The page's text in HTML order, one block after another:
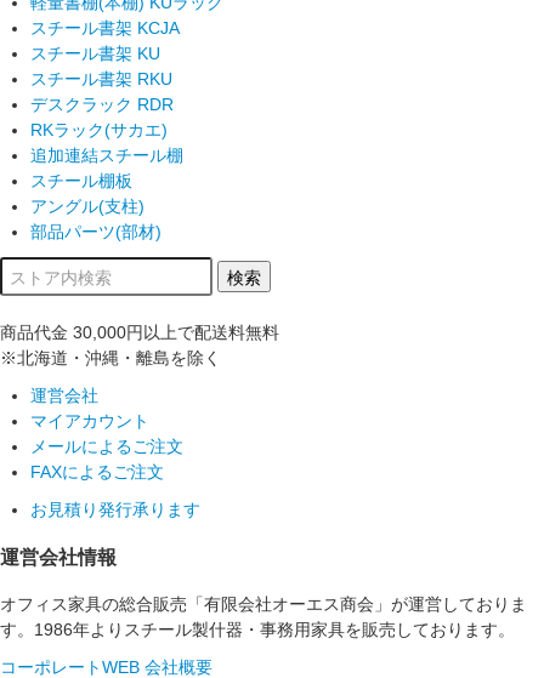
スチール書架 KCJA
スチール書架 KU
スチール書架 RKU
デスクラック RDR
RKラック(サカエ)
追加連結スチール棚
スチール棚板
アングル(支柱)
部品パーツ(部材)
商品代金 30,000円以上で配送料無料
※北海道・沖縄・離島を除く
運営会社
マイアカウント
メールによるご注文
FAXによるご注文
お見積り発行承ります
運営会社情報
オフィス家具の総合販売「有限会社オーエス商会」が運営しておりま
す。1986年よりスチール製什器・事務用家具を販売しております。
コーポレートWEB 会社概要